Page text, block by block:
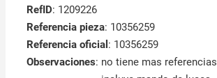
RefID: 1209226
Referencia pieza: 10356259
Referencia oficial : 10356259
Observaciones: no tiene mas referencias